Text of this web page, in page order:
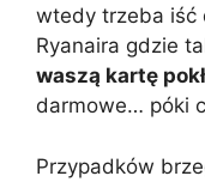
wtedy trzeba iść
Ryanaira gdzie
waszą kartę
darmowe… póki
Przypadków